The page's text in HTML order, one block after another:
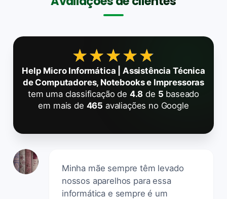
★★★★★
★★★★★
Help Micro Informática | Assistência Técnica
de Computadores, Notebooks e Impressoras
tem uma classificação de 4.8 de 5 baseado
em mais de 465 avaliações no Google
Minha mãe sempre têm levado
nossos aparelhos para essa
informática e sempre é um